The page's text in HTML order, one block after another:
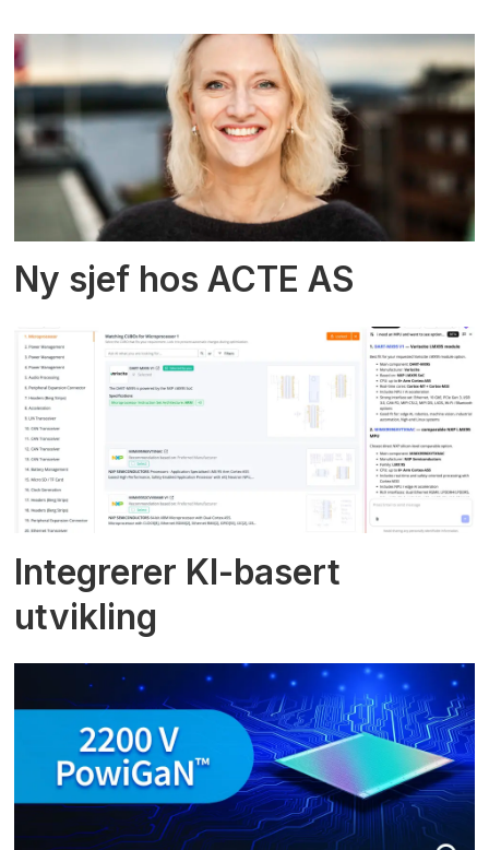
Ny sjef hos ACTE AS
Integrerer KI-basert
utvikling